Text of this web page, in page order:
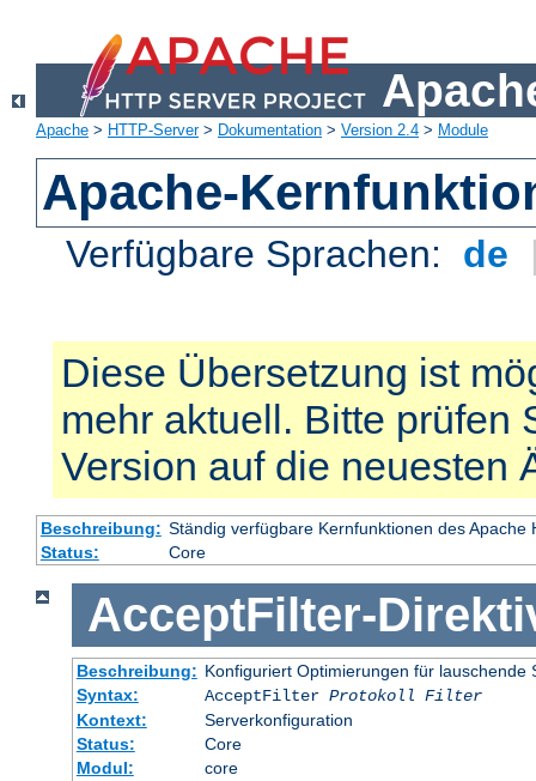
Apache > HTTP-Server> Dokumentation > Version 2.4 > Module
Apache-
Verfügbare Sprachen: de
Diese Übersetzung ist
mehr aktuell. Bitte prüfen
Version auf die neuesten
Beschreibung: Ständig verfügbare Kernfunktionen des Apache
Status:
Core
AcceptFilter-
Beschreibung: Konfiguriert Optimierungen für lauschende
Syntax:
AcceptFilter Protokoll Filter
Kontext:
Serverkonfiguration
Status:
Core
Modul:
core